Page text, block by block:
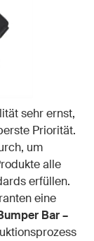
sehr ernst,
Priorität.
um
alle
erfüllen.
eine
Bar –